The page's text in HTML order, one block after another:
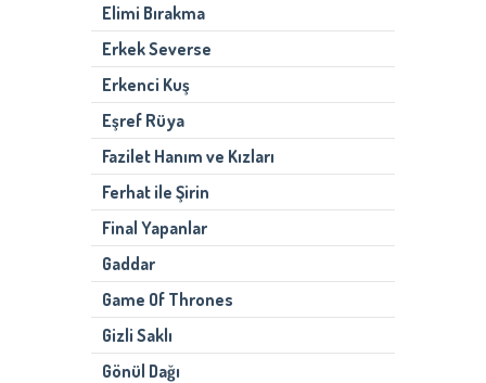
Elimi Bırakma
Erkek Severse
Erkenci Kuş
Eşref Rüya
Fazilet Hanım ve Kızları
Ferhat ile Şirin
Final Yapanlar
Gaddar
Game Of Thrones
Gizli Saklı
Gönül Dağı